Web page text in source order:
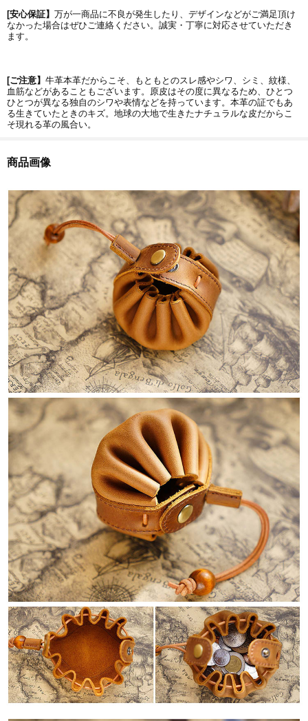
[安心保証】 万が一商品に不良が発生したり、デザインなどがご満足頂け
なかった場合はぜひご連絡ください。誠実・丁寧に対応させていただき
ます。
[ご注意】 牛革本革だからこそ、もともとのスレ感やシワ、シミ、紋様、
血筋などがあることもございます。原皮はその度に異なるため、ひとつ
ひとつが異なる独自のシワや表情などを持っています。本革の証でもあ
る生きていたときのキズ。地球の大地で生きたナチュラルな皮だからこ
そ現れる革の風合い。
商品画像